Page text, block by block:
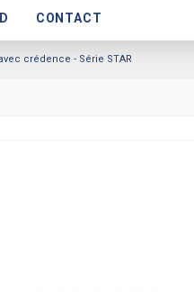
CONTACT
crédence - Série STAR